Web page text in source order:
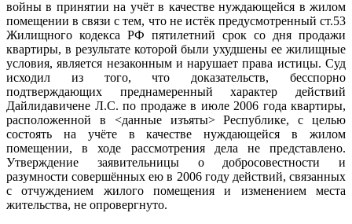
войны в принятии на учёт в качестве нуждающейся в жилом
помещении в связи с тем, что не истёк предусмотренный ст.53
Жилищного кодекса РФ пятилетний срок со дня продажи
квартиры, в результате которой были ухудшены ее жилищные
условия, является незаконным и нарушает права истицы. Суд
исходил из того, что доказательств, бесспорно
подтверждающих преднамеренный характер действий
Дайлидавичене Л.С. по продаже в июле 2006 года квартиры,
расположенной в <данные изъяты> Республике, с целью
состоять на учёте в качестве нуждающейся в жилом
помещении, в ходе рассмотрения дела не представлено.
Утверждение заявительницы о добросовестности и
разумности совершённых ею в 2006 году действий, связанных
с отчуждением жилого помещения и изменением места
жительства, не опровергнуто.